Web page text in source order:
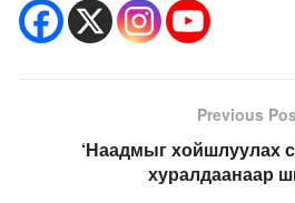
Previous
‘Наадмыг хойшлуулах
хуралдаанаар